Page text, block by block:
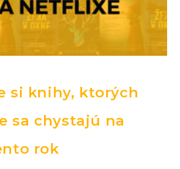
si knihy, ktorých
sa chystajú na
rok